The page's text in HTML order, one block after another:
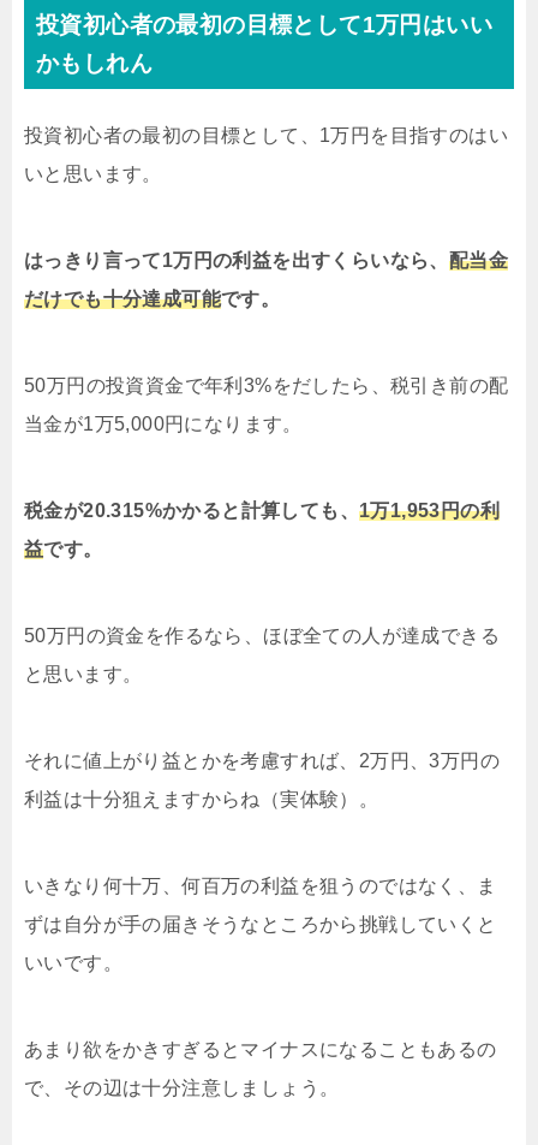
投資初心者の最初の目標として1万円はいい
かもしれん
投資初心者の最初の目標として、1万円を目指すのはい
いと思います。
はっきり言って1万円の利益を出すくらいなら、 配当金
だけでも十分達成可能です。
50万円の投資資金で年利3%をだしたら、税引き前の配
当金が1万5,000円になります。
税金が20.315%かかると計算しても、 1万1,953円の利
益です。
50万円の資金を作るなら、ほぼ全ての人が達成できる
と思います。
それに値上がり益とかを考慮すれば、2万円、3万円の
利益は十分狙えますからね（実体験）。
いきなり何十万、何百万の利益を狙うのではなく、ま
ずは自分が手の届きそうなところから挑戦していくと
いいです。
あまり欲をかきすぎるとマイナスになることもあるの
で、その辺は十分注意しましょう。